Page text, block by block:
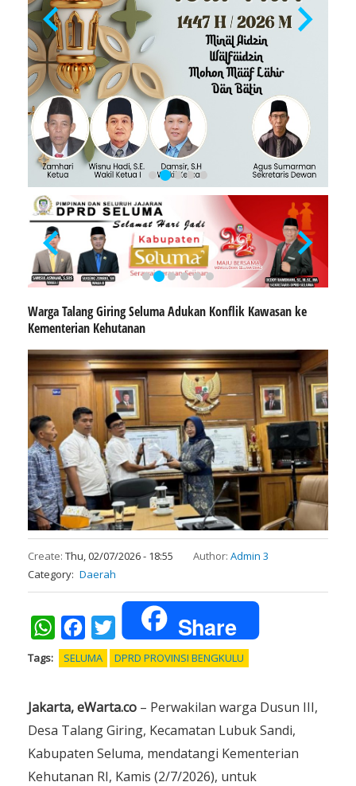
Warga Talang Giring Seluma Adukan Konflik Kawasan ke
Kementerian Kehutanan
Create: Thu, 02/07/2026 - 18:55 Author: Admin 3
Category Daerah
WhatsAppFacebookTwitter Share
Tags SELUMA DPRD PROVINSI BENGKULU
Jakarta, eWarta.co – Perwakilan warga Dusun III,
Desa Talang Giring, Kecamatan Lubuk Sandi,
Kabupaten Seluma, mendatangi Kementerian
Kehutanan RI, Kamis (2/7/2026), untuk